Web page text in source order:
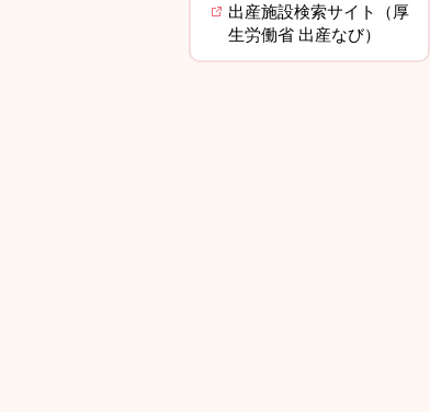
出産施設検索サイト（厚
生労働省 出産なび）